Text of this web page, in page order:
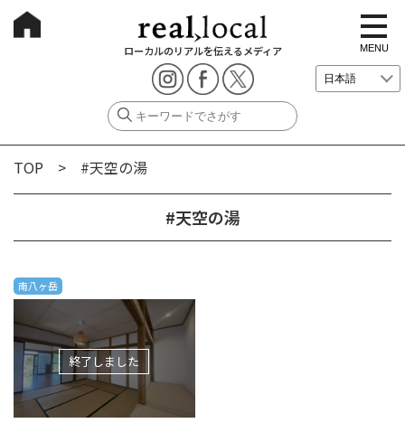
ローカルのリアルを伝えるメディア
t
o
g
g
e
i
i
MENU
TOP > #天空の湯
#天空の湯
南八ヶ岳
終了しました